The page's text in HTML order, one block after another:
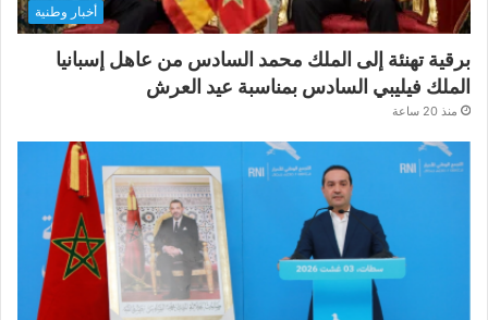
أخبار وطنية
برقية تهنئة إلى الملك محمد السادس من عاهل إسبانيا
الملك فيليبي السادس بمناسبة عيد العرش
منذ 20 ساعة